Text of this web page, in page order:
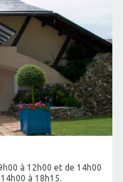
à 12h00 et de 14h00
à 18h15.